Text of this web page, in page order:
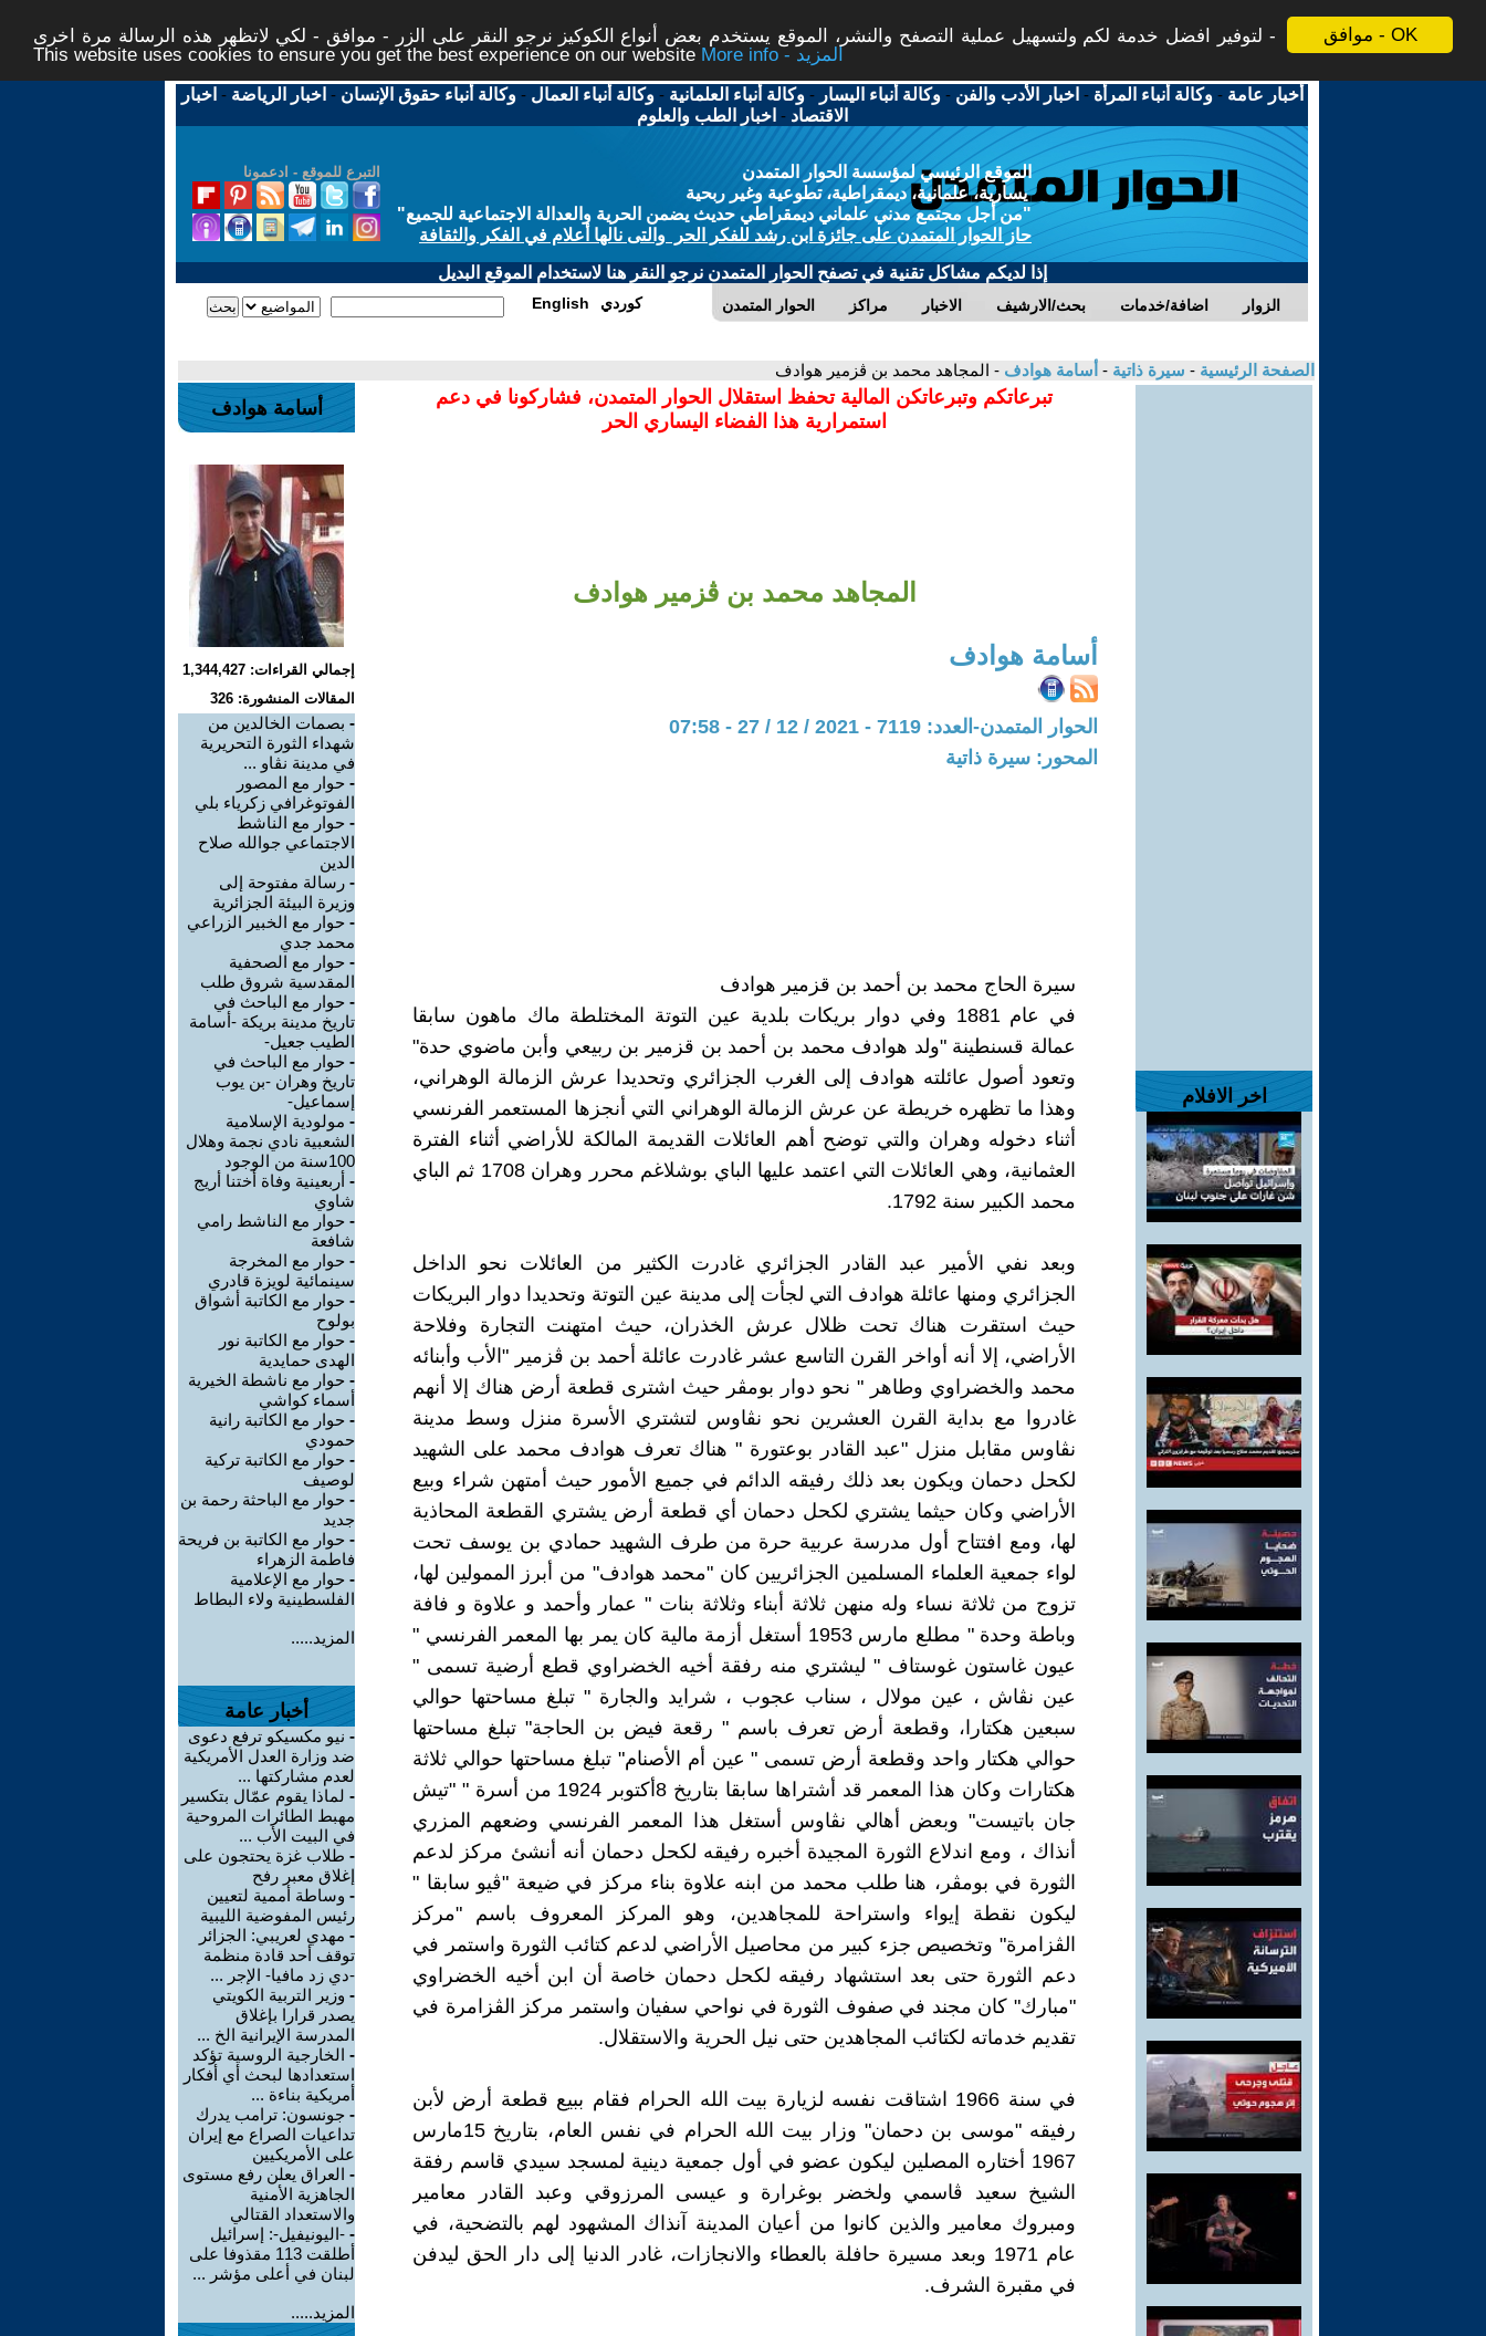
موافق - OK
لتوفير افضل خدمة لكم ولتسهيل عملية التصفح والنشر، الموقع يستخدم بعض أنواع الكوكيز نرجو النقر على الزر - موافق - لكي لاتظهر هذه الرسالة مرة اخرى -
This website uses cookies to ensure you get the best experience on our website
More info - المزيد
أخبار عامة -وكالة أنباء المرأة - اخبار الأدب والفن -وكالة أنباء اليسار -وكالة أنباء العلمانية -وكالة أنباء العمال -وكالة أنباء حقوق الإنسان - اخبار الرياضة - اخبار
الاقتصاد - اخبار الطب والعلوم
التبرع للموقع - ادعمونا
الموقع الرئيسي لمؤسسة الحوار المتمدن
يسارية، علمانية، ديمقراطية، تطوعية وغير ربحية
"من أجل مجتمع مدني علماني ديمقراطي حديث يضمن الحرية والعدالة الاجتماعية للجميع"
حاز الحوار المتمدن على جائزة ابن رشد للفكر الحر والتى نالها أعلام في الفكر والثقافة
إذا لديكم مشاكل تقنية في تصفح الحوار المتمدن نرجو النقر هنا لاستخدام الموقع البديل
الحوار المتمدن مراكز الاخبار بحث/الارشيف اضافة/خدمات الزوار English كوردي
الصفحة الرئيسية - سيرة ذاتية - أسامة هوادف - المجاهد محمد بن ڨزمير هوادف
اخر الافلام
تبرعاتكم وتبرعاتكن المالية تحفظ استقلال الحوار المتمدن، فشاركونا في دعم
استمرارية هذا الفضاء اليساري الحر
المجاهد محمد بن ڨزمير هوادف
أسامة هوادف
الحوار المتمدن-العدد: 7119 - 2021 / 12 / 27 - 07:58
المحور: سيرة ذاتية
سيرة الحاج محمد بن أحمد بن قزمير هوادف
في عام 1881 وفي دوار بريكات بلدية عين التوتة المختلطة ماك ماهون سابقا
عمالة قسنطينة "ولد هوادف محمد بن أحمد بن قزمير بن ربيعي وأبن ماضوي حدة"
وتعود أصول عائلته هوادف إلى الغرب الجزائري وتحديدا عرش الزمالة الوهراني،
وهذا ما تظهره خريطة عن عرش الزمالة الوهراني التي أنجزها المستعمر الفرنسي
أثناء دخوله وهران والتي توضح أهم العائلات القديمة المالكة للأراضي أثناء الفترة
العثمانية، وهي العائلات التي اعتمد عليها الباي بوشلاغم محرر وهران 1708 ثم الباي
محمد الكبير سنة 1792.
وبعد نفي الأمير عبد القادر الجزائري غادرت الكثير من العائلات نحو الداخل
الجزائري ومنها عائلة هوادف التي لجأت إلى مدينة عين التوتة وتحديدا دوار البريكات
حيث استقرت هناك تحت ظلال عرش الخذران، حيث امتهنت التجارة وفلاحة
الأراضي، إلا أنه أواخر القرن التاسع عشر غادرت عائلة أحمد بن ڨزمير "الأب وأبنائه
محمد والخضراوي وطاهر " نحو دوار بومڨر حيث اشترى قطعة أرض هناك إلا أنهم
غادروا مع بداية القرن العشرين نحو نڨاوس لتشتري الأسرة منزل وسط مدينة
نڨاوس مقابل منزل "عبد القادر بوعتورة " هناك تعرف هوادف محمد على الشهيد
لكحل دحمان ويكون بعد ذلك رفيقه الدائم في جميع الأمور حيث أمتهن شراء وبيع
الأراضي وكان حيثما يشتري لكحل دحمان أي قطعة أرض يشتري القطعة المحاذية
لها، ومع افتتاح أول مدرسة عربية حرة من طرف الشهيد حمادي بن يوسف تحت
لواء جمعية العلماء المسلمين الجزائريين كان "محمد هوادف" من أبرز الممولين لها،
تزوج من ثلاثة نساء وله منهن ثلاثة أبناء وثلاثة بنات " عمار وأحمد و علاوة و فافة
وباطة وحدة " مطلع مارس 1953 أستغل أزمة مالية كان يمر بها المعمر الفرنسي "
عيون غاستون غوستاف " ليشتري منه رفقة أخيه الخضراوي قطع أرضية تسمى "
عين نڨاش ، عين مولال ، سناب عجوب ، شرايد والجارة " تبلغ مساحتها حوالي
سبعين هكتارا، وقطعة أرض تعرف باسم " رقعة فيض بن الحاجة" تبلغ مساحتها
حوالي هكتار واحد وقطعة أرض تسمى " عين أم الأصنام" تبلغ مساحتها حوالي ثلاثة
هكتارات وكان هذا المعمر قد أشتراها سابقا بتاريخ 8أكتوبر 1924 من أسرة " "تيش
جان باتيست" وبعض أهالي نڨاوس أستغل هذا المعمر الفرنسي وضعهم المزري
أنذاك ، ومع اندلاع الثورة المجيدة أخبره رفيقه لكحل دحمان أنه أنشئ مركز لدعم
الثورة في بومڨر، هنا طلب محمد من ابنه علاوة بناء مركز في ضيعة "ڨيو سابقا "
ليكون نقطة إيواء واستراحة للمجاهدين، وهو المركز المعروف باسم "مركز
الڨزامرة" وتخصيص جزء كبير من محاصيل الأراضي لدعم كتائب الثورة واستمر في
دعم الثورة حتى بعد استشهاد رفيقه لكحل دحمان خاصة أن ابن أخيه الخضراوي
"مبارك" كان مجند في صفوف الثورة في نواحي سفيان واستمر مركز الڨزامرة في
تقديم خدماته لكتائب المجاهدين حتى نيل الحرية والاستقلال.
في سنة 1966 اشتاقت نفسه لزيارة بيت الله الحرام فقام ببيع قطعة أرض لأبن
رفيقه "موسى بن دحمان" وزار بيت الله الحرام في نفس العام، بتاريخ 15مارس
1967 أختاره المصلين ليكون عضو في أول جمعية دينية لمسجد سيدي قاسم رفقة
الشيخ سعيد ڨاسمي ولخضر بوغرارة و عيسى المرزوقي وعبد القادر معامير
ومبروك معامير والذين كانوا من أعيان المدينة آنذاك المشهود لهم بالتضحية، في
عام 1971 وبعد مسيرة حافلة بالعطاء والانجازات، غادر الدنيا إلى دار الحق ليدفن
في مقبرة الشرف.
أسامة هوادف
إجمالي القراءات: 1,344,427
المقالات المنشورة: 326
- بصمات الخالدين من
شهداء الثورة التحريرية
في مدينة نڨاو ...
- حوار مع المصور
الفوتوغرافي زكرياء بلي
- حوار مع الناشط
الاجتماعي جوالله صلاح
الدين
- رسالة مفتوحة إلى
وزيرة البيئة الجزائرية
- حوار مع الخبير الزراعي
محمد جدي
- حوار مع الصحفية
المقدسية شروق طلب
- حوار مع الباحث في
تاريخ مدينة بريكة -أسامة
الطيب جعيل-
- حوار مع الباحث في
تاريخ وهران -بن يوب
إسماعيل-
- مولودية الإسلامية
الشعبية نادي نجمة وهلال
100سنة من الوجود
- أربعينية وفاة أختنا أريج
شاوي
- حوار مع الناشط رامي
شافعة
- حوار مع المخرجة
سينمائية لويزة قادري
- حوار مع الكاتبة أشواق
بولوح
- حوار مع الكاتبة نور
الهدى حمايدية
- حوار مع ناشطة الخيرية
أسماء كواشي
- حوار مع الكاتبة رانية
حمودي
- حوار مع الكاتبة تركية
لوصيف
- حوار مع الباحثة رحمة بن
جديد
- حوار مع الكاتبة بن فريحة
فاطمة الزهراء
- حوار مع الإعلامية
الفلسطينية ولاء البطاط
المزيد.....
أخبار عامة
- نيو مكسيكو ترفع دعوى
ضد وزارة العدل الأمريكية
لعدم مشاركتها ...
- لماذا يقوم عمّال بتكسير
مهبط الطائرات المروحية
في البيت الأب ...
- طلاب غزة يحتجون على
إغلاق معبر رفح
- وساطة أممية لتعيين
رئيس المفوضية الليبية
- مهدي لعريبي: الجزائر
توقف أحد قادة منظمة
-دي زد مافيا- الإجر ...
- وزير التربية الكويتي
يصدر قرارا بإغلاق
المدرسة الإيرانية الخ ...
- الخارجية الروسية تؤكد
استعدادها لبحث أي أفكار
أمريكية بناءة ...
- جونسون: ترامب يدرك
تداعيات الصراع مع إيران
على الأمريكيين
- العراق يعلن رفع مستوى
الجاهزية الأمنية
والاستعداد القتالي
- -اليونيفيل-: إسرائيل
أطلقت 113 مقذوفا على
لبنان في أعلى مؤشر ...
المزيد.....